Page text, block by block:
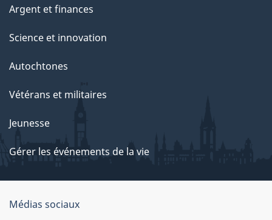
Argent et finances
Science et innovation
Autochtones
Vétérans et militaires
Jeunesse
Gérer les événements de la vie
Organisation
Médias sociaux